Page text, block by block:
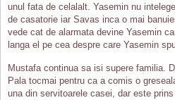
unul fata de celalalt. Yasemin nu
de casatorie iar Savas inca o mai
vede cat de alarmata devine Yasemin
langa el pe cea despre care Yasemin
Mustafa continua sa isi supere familia.
Pala tocmai pentru ca a comis o
una din servitoarele casei, dar este